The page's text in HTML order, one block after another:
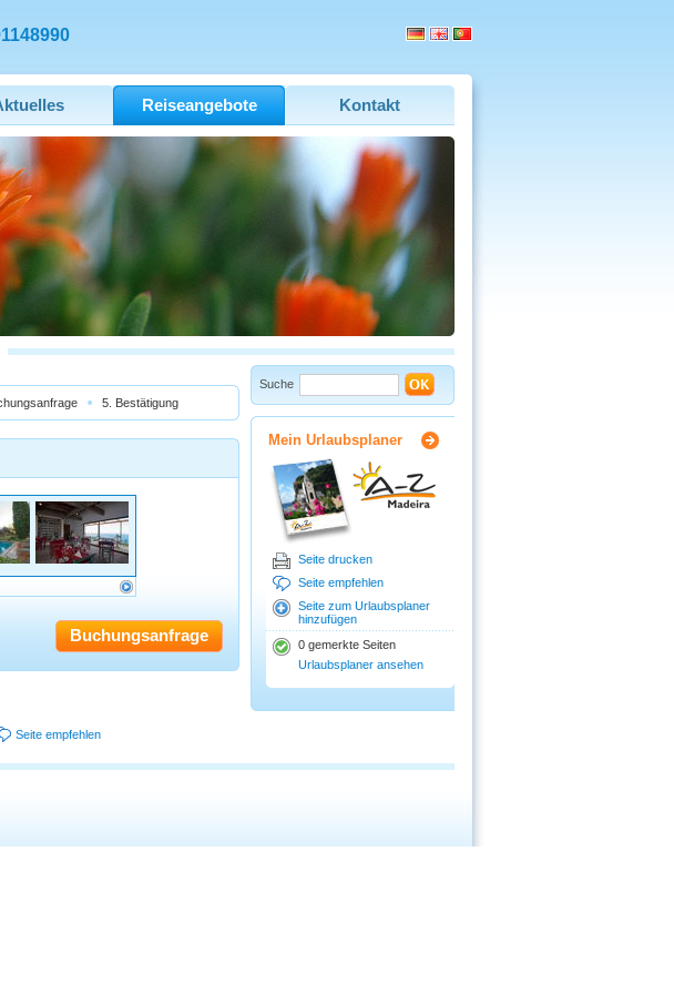
Reiseangebote Kontakt
5. Bestätigung
Buchungsanfrage
Suche
Mein Urlaubsplaner
Seite drucken
Seite empfehlen
Seite zum Urlaubsplaner
hinzufügen
0 gemerkte Seiten
Urlaubsplaner ansehen
Seite empfehlen